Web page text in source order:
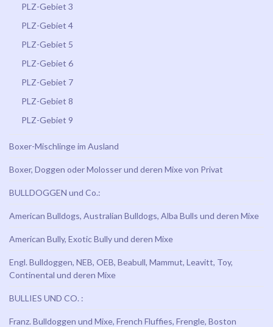
PLZ-Gebiet 3
PLZ-Gebiet 4
PLZ-Gebiet 5
PLZ-Gebiet 6
PLZ-Gebiet 7
PLZ-Gebiet 8
PLZ-Gebiet 9
Boxer-Mischlinge im Ausland
Boxer, Doggen oder Molosser und deren Mixe von Privat
BULLDOGGEN und Co.:
American Bulldogs, Australian Bulldogs, Alba Bulls und deren Mixe
American Bully, Exotic Bully und deren Mixe
Engl. Bulldoggen, NEB, OEB, Beabull, Mammut, Leavitt, Toy,
Continental und deren Mixe
BULLIES UND CO. :
Franz. Bulldoggen und Mixe, French Fluffies, Frengle, Boston